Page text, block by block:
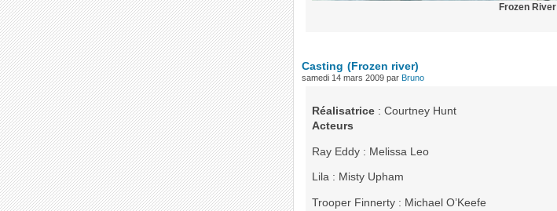
Frozen River
Casting (Frozen river)
samedi 14 mars 2009 par Bruno
Réalisatrice: Courtney Hunt
Acteurs
Ray Eddy : Melissa Leo
Lila : Misty Upham
Trooper Finnerty : Michael O’Keefe